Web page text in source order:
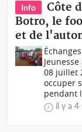
Info
Côte
Botro, le
et de
08 juillet
occuper
pendant
il y a 4